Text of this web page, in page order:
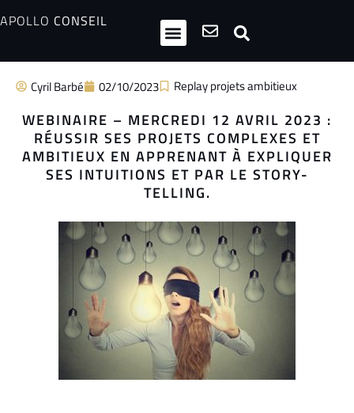
APOLLO CONSEIL
Cyril Barbé 02/10/2023 Replay projets ambitieux
WEBINAIRE – MERCREDI 12 AVRIL 2023 :
RÉUSSIR SES PROJETS COMPLEXES ET
AMBITIEUX EN APPRENANT À EXPLIQUER
SES INTUITIONS ET PAR LE STORY-
TELLING.